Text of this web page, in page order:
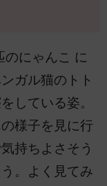
にゃんこ に
ガル猫のトト
している姿。
様子を見に行
持ちよさそう
。よく見てみ